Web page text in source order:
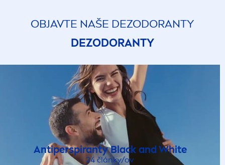
OBJAVTE NAŠE DEZODORANTY
DEZODORANTY
AntiperspirantyBlackandWhite
24 články/ov